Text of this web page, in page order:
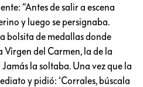
“Antes de salir a escena
y luego se persignaba.
bolsita de medallas donde
Virgen del Carmen, la de la
la soltaba. Una vez que la
y pidió: ‘Corrales, búscala